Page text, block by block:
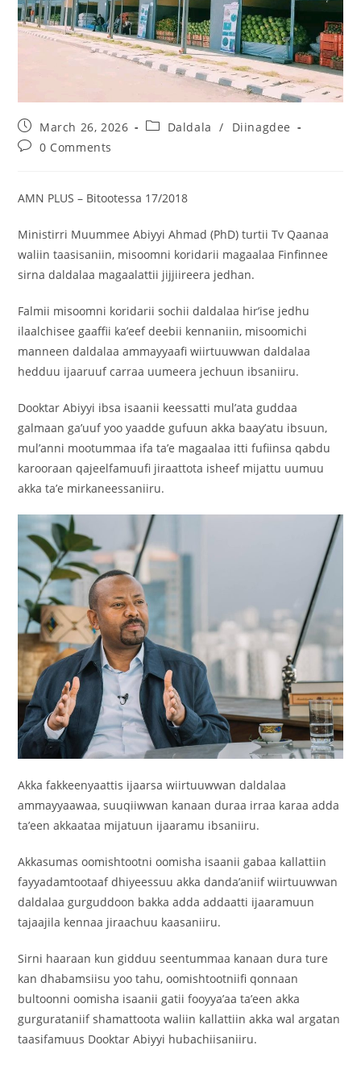
March 26, 2026 Daldala /
Diinagdee
0 Comments
‎AMN PLUS – Bitootessa 17/2018
‎Ministirri Muummee Abiyyi Ahmad (PhD) turtii Tv Qaanaa
waliin taasisaniin, misoomni koridarii magaalaa Finfinnee
sirna daldalaa magaalattii jijjiireera jedhan.
Falmii misoomni koridarii sochii daldalaa hir’ise jedhu
ilaalchisee gaaffii ka’eef deebii kennaniin, misoomichi
manneen daldalaa ammayyaafi wiirtuuwwan daldalaa
hedduu ijaaruuf carraa uumeera jechuun ibsaniiru.
Dooktar Abiyyi ibsa isaanii keessatti mul’ata guddaa
galmaan ga’uuf yoo yaadde gufuun akka baay’atu ibsuun,
mul’anni mootummaa ifa ta’e magaalaa itti fufiinsa qabdu
karooraan qajeelfamuufi jiraattota isheef mijattu uumuu
akka ta’e mirkaneessaniiru.
Akka fakkeenyaattis ijaarsa wiirtuuwwan daldalaa
ammayyaawaa, suuqiiwwan kanaan duraa irraa karaa adda
ta’een akkaataa mijatuun ijaaramu ibsaniiru.‎
‎Akkasumas oomishtootni oomisha isaanii gabaa kallattiin
fayyadamtootaaf dhiyeessuu akka danda’aniif wiirtuuwwan
daldalaa gurguddoon bakka adda addaatti ijaaramuun
tajaajila kennaa jiraachuu kaasaniiru.
‎Sirni haaraan kun gidduu seentummaa kanaan dura ture
kan dhabamsiisu yoo tahu, oomishtootniifi qonnaan
bultoonni oomisha isaanii gatii fooyya’aa ta’een akka
gurgurataniif shamattoota waliin kallattiin akka wal argatan
taasifamuus Dooktar Abiyyi hubachiisaniiru.